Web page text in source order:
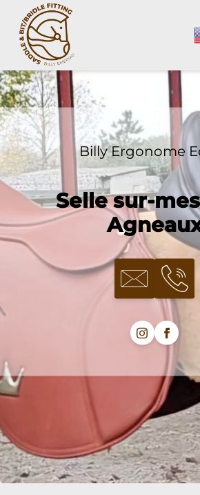
content
Billy Ergonome
Selle sur-